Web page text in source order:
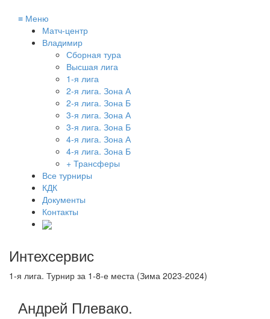
≡ Меню
Матч-центр
Владимир
Сборная тура
Высшая лига
1-я лига
2-я лига. Зона А
2-я лига. Зона Б
3-я лига. Зона А
3-я лига. Зона Б
4-я лига. Зона А
4-я лига. Зона Б
+ Трансферы
Все турниры
КДК
Документы
Контакты
Интехсервис
1-я лига. Турнир за 1-8-е места (Зима 2023-2024)
Андрей Плевако.